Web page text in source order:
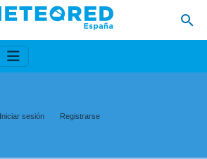
Iniciar sesión Registrarse